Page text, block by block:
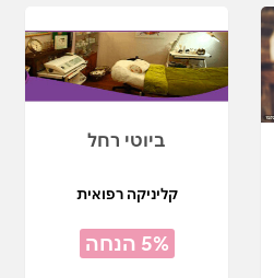
ביוטי רחל
קליניקה רפואית
5% הנחה